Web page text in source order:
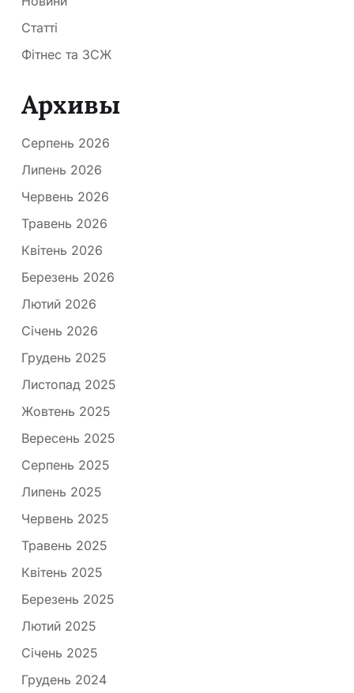
Статті
Фітнес та ЗСЖ
Архивы
Серпень 2026
Липень 2026
Червень 2026
Травень 2026
Квітень 2026
Березень 2026
Лютий 2026
Січень 2026
Грудень 2025
Листопад 2025
Жовтень 2025
Вересень 2025
Серпень 2025
Липень 2025
Червень 2025
Травень 2025
Квітень 2025
Березень 2025
Лютий 2025
Січень 2025
Грудень 2024